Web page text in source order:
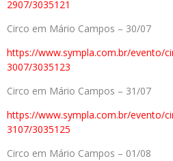
2907/3035121
Circo em Mário Campos – 30/07
https://www.sympla.com.br/evento/
3007/3035123
Circo em Mário Campos – 31/07
https://www.sympla.com.br/evento/
3107/3035125
Circo em Mário Campos – 01/08